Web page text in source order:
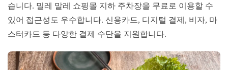
습니다. 밀레 말레 쇼핑몰 지하 주차장을 무료로 이용할 수
있어 접근성도 우수합니다. 신용카드, 디지털 결제, 비자, 마
스터카드 등 다양한 결제 수단을 지원합니다.​